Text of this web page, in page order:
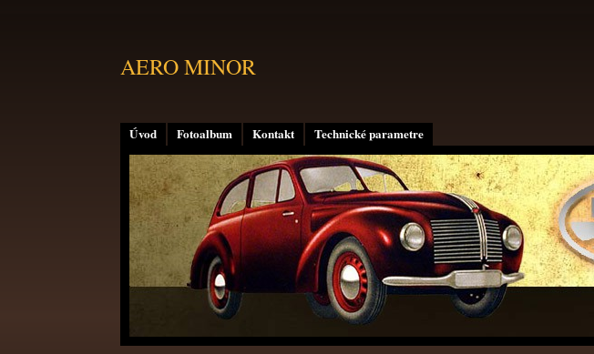
Úvod Fotoalbum Kontakt Technické parametre
AERO MINOR